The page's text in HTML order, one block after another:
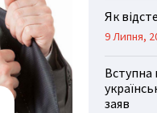
Як
9 Липня,
Вступна
заяв